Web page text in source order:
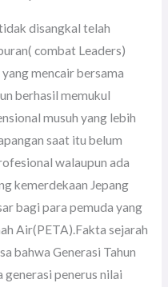
disangkal telah
combat Leaders)
mencair bersama
berhasil memukul
musuh yang lebih
saat itu belum
walaupun ada
kemerdekaan Jepang
bagi para pemuda yang
Air(PETA).Fakta sejarah
bahwa Generasi Tahun
penerus nilai